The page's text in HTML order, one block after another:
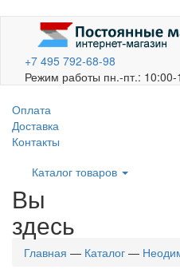
+7 495 792-68-98
Режим работы пн.-пт.: 10:00-
Оплата
Доставка
Контакты
Каталог товаров
Вы
здесь
Главная — Каталог —